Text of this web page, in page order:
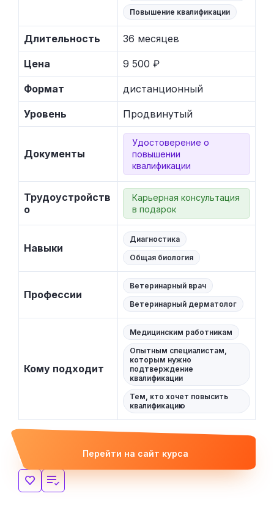
Повышение квалификации
Длительность 36 месяцев
Цена 9 500 ₽
Формат дистанционный
Уровень Продвинутый
Документы
Удостоверение о
повышении
квалификации
Трудоустройств
о
Карьерная консультация
в подарок
Навыки
Диагностика
Общая биология
Профессии
Ветеринарный врач
Ветеринарный дерматолог
Кому подходит
Медицинским работникам
Опытным специалистам,
которым нужно
подтверждение
квалификации
Тем, кто хочет повысить
квалификацию
Перейти на сайт курса